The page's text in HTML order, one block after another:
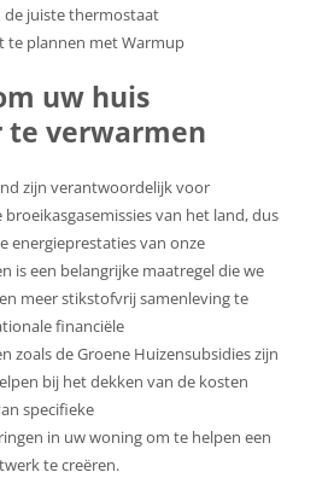
de juiste thermostaat
te plannen met Warmup
uw huis
te verwarmen
zijn verantwoordelijk voor
broeikasgasemissies van het land, dus
energieprestaties van onze
is een belangrijke maatregel die we
meer stikstofvrij samenleving te
financiële
zoals de Groene Huizensubsidies zijn
bij het dekken van de kosten
specifieke
in uw woning om te helpen een
te creëren.